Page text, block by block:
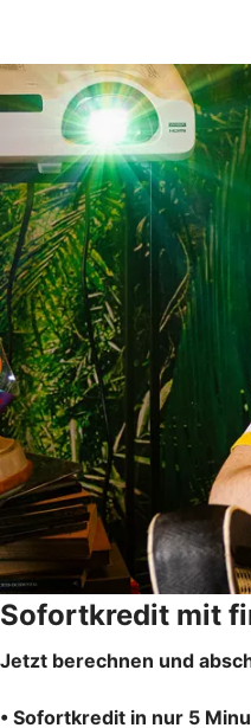
Sofortkredit mit
Jetzt berechnen und
• Sofortkredit in nur 5